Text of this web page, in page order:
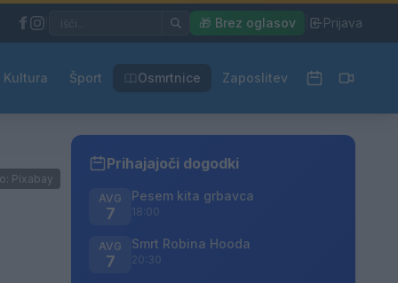
🎁 Brez oglasov Prijava
Kultura Šport Osmrtnice Zaposlitev
Pixabay
Prihajajoči dogodki
AVG
7
Pesem kita grbavca
18:00
AVG
7
Smrt Robina Hooda
20:30